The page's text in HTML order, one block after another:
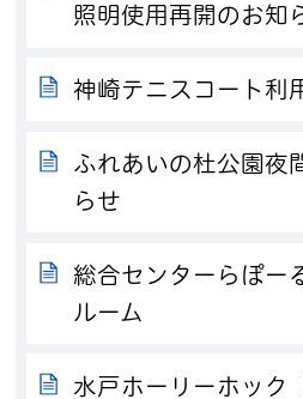
照明使用再開のお知
神崎テニスコート利
ふれあいの杜公園夜
らせ
総合センターらぽー
ルーム
水戸ホーリーホック